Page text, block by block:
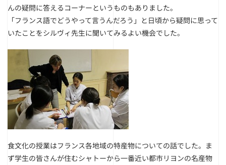
んの疑問に答えるコーナーというものもありました。
「フランス語でどうやって言うんだろう」と日頃から疑問に思って
いたことをシルヴィ先生に聞いてみるよい機会でした。
食文化の授業はフランス各地域の特産物についての話でした。ま
ず学生の皆さんが住むシャトーから一番近い都市リヨンの名産物